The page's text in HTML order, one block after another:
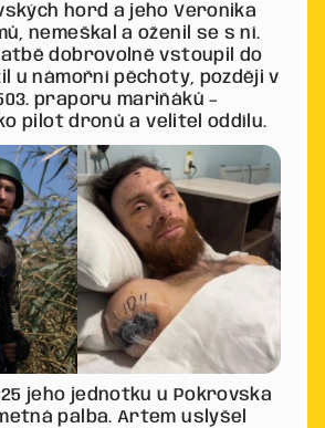
hord a jeho Veronika
nemeškal a oženil se s ní.
dobrovolně vstoupil do
u námořní pěchoty, později v
praporu mariňáků –
pilot dronů a velitel oddílu.
jeho jednotku u Pokrovska
palba. Artem uslyšel